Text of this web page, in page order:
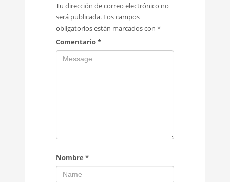
Tu dirección de correo electrónico no
será publicada. Los campos
obligatorios están marcados con *
Comentario*
Nombre *